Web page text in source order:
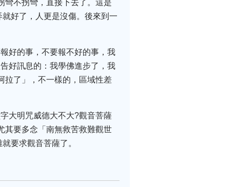
彎不拐彎，直接下去了。這是
好了，人更是沒傷。後來到一
好的事，不要報不好的事，我
好訊息的：我學佛進步了，我
拉了」，不一樣的，區域性差
大明咒威德大不大?觀音菩薩
其要多念「南無救苦救難觀世
要求觀音菩薩了。